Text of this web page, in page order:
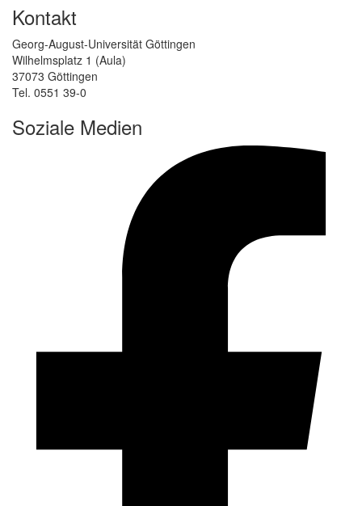
Kontakt
Georg-August-Universität Göttingen
Wilhelmsplatz 1 (Aula)
37073 Göttingen
Tel. 0551 39-0
Soziale Medien